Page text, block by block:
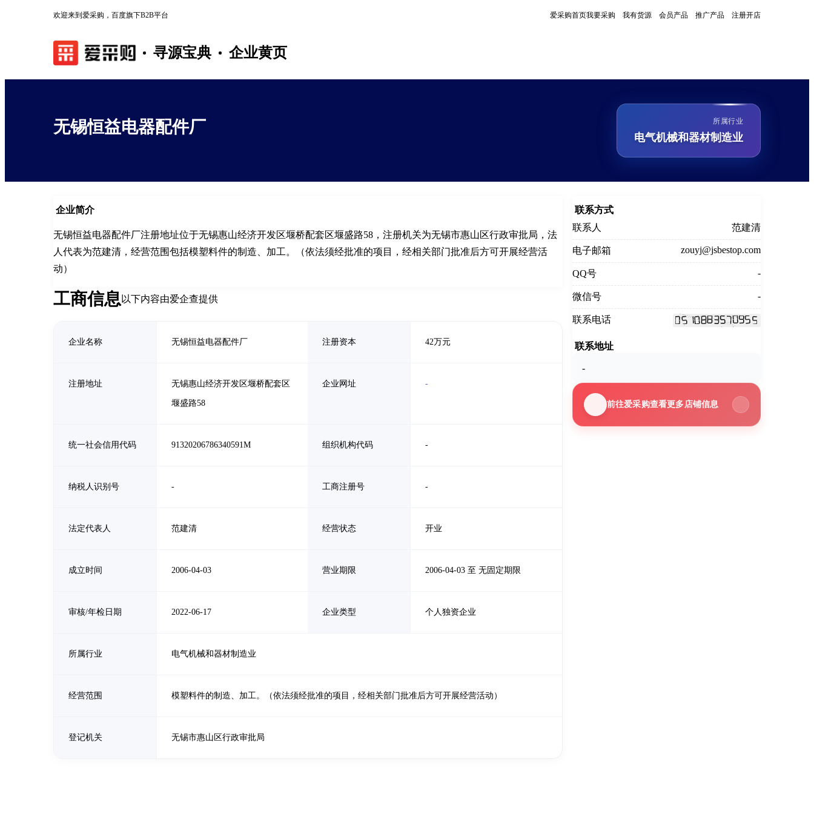
欢迎来到爱采购，百度旗下B2B平台 爱采购首页我要采购 我有货源 会员产品 推广产品 注册开店
寻源宝典 企业黄页
无锡恒益电器配件厂 所属行业
电气机械和器材制造业
企业简介
无锡恒益电器配件厂注册地址位于无锡惠山经济开发区堰桥配套区堰盛路58，注册机关为无锡市惠山区行政审批局，法
人代表为范建清，经营范围包括模塑料件的制造、加工。（依法须经批准的项目，经相关部门批准后方可开展经营活
动）
工商信息以下内容由爱企查提供
企业名称 无锡恒益电器配件厂 注册资本 42万元
注册地址 无锡惠山经济开发区堰桥配套区
堰盛路58
企业网址 -
统一社会信用代码 91320206786340591M 组织机构代码 -
纳税人识别号 - 工商注册号 -
法定代表人 范建清 经营状态 开业
成立时间 2006-04-03 营业期限 2006-04-03 至 无固定期限
审核/年检日期 2022-06-17 企业类型 个人独资企业
所属行业 电气机械和器材制造业
经营范围 模塑料件的制造、加工。（依法须经批准的项目，经相关部门批准后方可开展经营活动）
登记机关 无锡市惠山区行政审批局
联系方式
联系人
范建清
电子邮箱 zouyj@jsbestop.com
QQ号 -
微信号 -
联系电话
联系地址
-
前往爱采购查看更多店铺信息